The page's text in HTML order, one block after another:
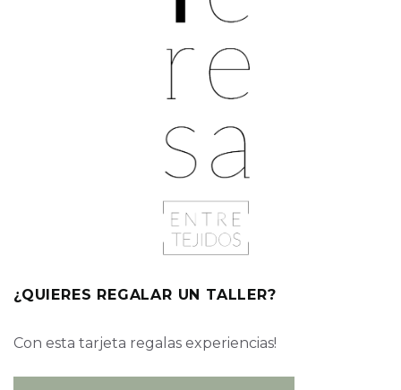
¿QUIERES REGALAR UN TALLER?
Con esta tarjeta regalas experiencias!